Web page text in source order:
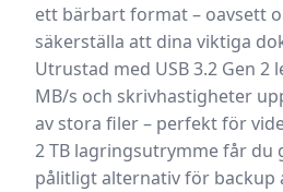
ett bärbart format – oavsett
säkerställa att dina viktiga
Utrustad med USB 3.2 Gen
MB/s och skrivhastigheter
av stora filer – perfekt för
2 TB lagringsutrymme får du
pålitligt alternativ för backup